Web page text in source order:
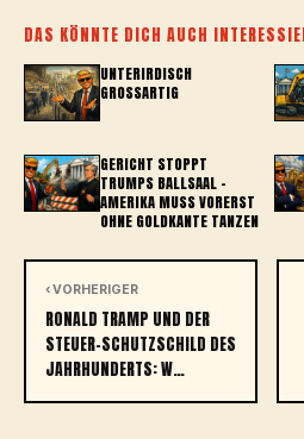
DAS KÖNNTE DICH AUCH
UNTERIRDISCH
GROSSARTIG
GERICHT STOPPT
TRUMPS BALLSAAL –
AMERIKA MUSS VORERST
OHNE GOLDKANTE TANZEN
‹ VORHERIGER
RONALD TRAMP UND DER
STEUER-SCHUTZSCHILD DES
JAHRHUNDERTS: W…